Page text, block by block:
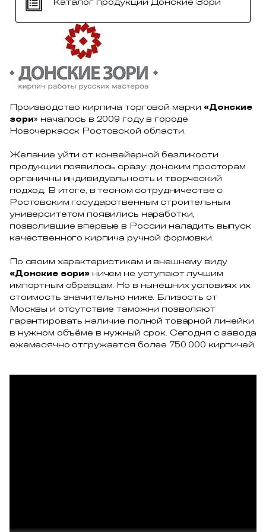
Каталог продукции Донские Зори
Производство кирпича торговой марки «Донские
зори» началось в 2009 году в городе
Новочеркасск Ростовской области.
Желание уйти от конвейерной безликости
продукции появилось сразу: донским просторам
органичны индивидуальность и творческий
подход. В итоге, в тесном сотрудничестве с
Ростовским государственным строительным
университетом появились наработки,
позволившие впервые в России наладить выпуск
качественного кирпича ручной формовки.
По своим характеристикам и внешнему виду
«Донские зори» ничем не уступают лучшим
импортным образцам. Но в нынешних условиях их
стоимость значительно ниже. Близость от
Москвы и отсутствие таможни позволяют
гарантировать наличие полной товарной линейки
в нужном объёме в нужный срок. Сегодня с завода
ежемесячно отгружается более 750 000 кирпичей.